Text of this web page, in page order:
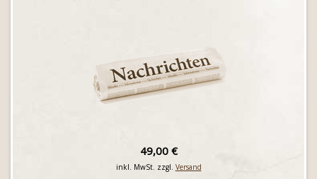
49,00 €
inkl. MwSt. zzgl. Versand